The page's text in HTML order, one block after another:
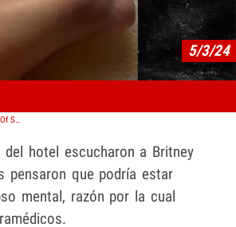
5/3/24
Video: Britney Spears Posts Video Of Swollen Ankle After Reports Of Altercation With Boyfriend
del hotel escucharon a Britney
pensaron que podría estar
mental, razón por la cual